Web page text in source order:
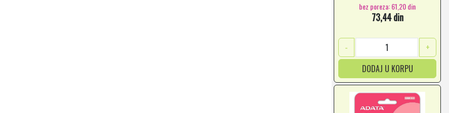
bez poreza: 61,20 din
73,44 din
-
+
DODAJ U KORPU